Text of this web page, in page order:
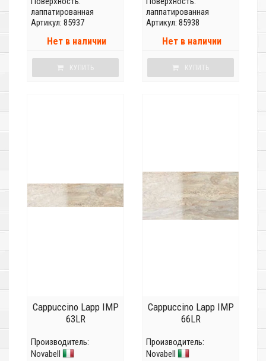
лаппатированная
Артикул: 85937
Нет в наличии
КУПИТЬ
лаппатированная
Артикул: 85938
Нет в наличии
КУПИТЬ
Cappuccino Lapp IMP
63LR
Производитель:
Novabell
Cappuccino Lapp IMP
66LR
Производитель:
Novabell